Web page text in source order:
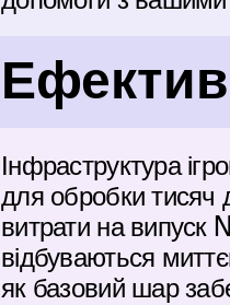
Інфраструктура
для обробки тисяч
витрати на випуск
відбуваються
як базовий шар